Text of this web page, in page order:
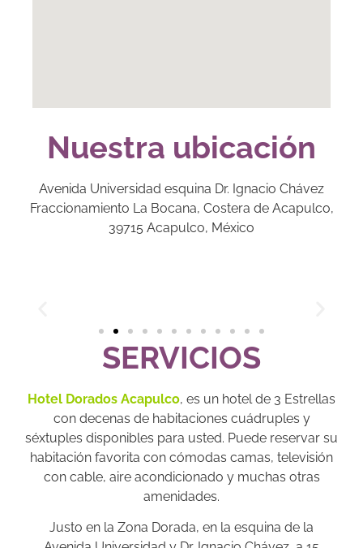
Nuestra ubicación
Avenida Universidad esquina Dr. Ignacio Chávez
Fraccionamiento La Bocana, Costera de Acapulco,
39715 Acapulco, México
SERVICIOS
Hotel Dorados Acapulco, es un hotel de 3 Estrellas
con decenas de habitaciones cuádruples y
séxtuples disponibles para usted. Puede reservar su
habitación favorita con cómodas camas, televisión
con cable, aire acondicionado y muchas otras
amenidades.
Justo en la Zona Dorada, en la esquina de la